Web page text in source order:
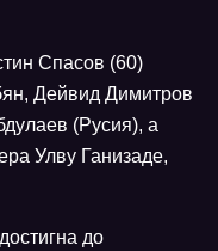
Спасов (60)
Дейвид Димитров
(Русия), а
Улву Ганизаде,
до